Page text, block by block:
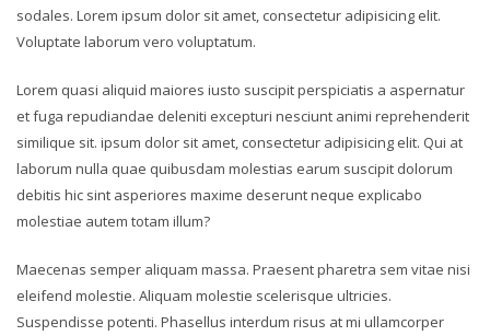
sodales. Lorem ipsum dolor sit amet, consectetur adipisicing elit.
Voluptate laborum vero voluptatum.
Lorem quasi aliquid maiores iusto suscipit perspiciatis a aspernatur
et fuga repudiandae deleniti excepturi nesciunt animi reprehenderit
similique sit. ipsum dolor sit amet, consectetur adipisicing elit. Qui at
laborum nulla quae quibusdam molestias earum suscipit dolorum
debitis hic sint asperiores maxime deserunt neque explicabo
molestiae autem totam illum?
Maecenas semper aliquam massa. Praesent pharetra sem vitae nisi
eleifend molestie. Aliquam molestie scelerisque ultricies.
Suspendisse potenti. Phasellus interdum risus at mi ullamcorper